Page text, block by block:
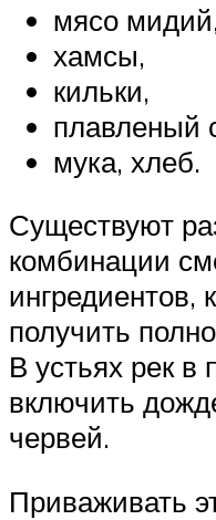
мясо
хамсы,
кильки,
плавленый
мука, хлеб.
Существуют
комбинации
ингредиентов,
получить
В устьях рек в
включить
червей.
Приваживать